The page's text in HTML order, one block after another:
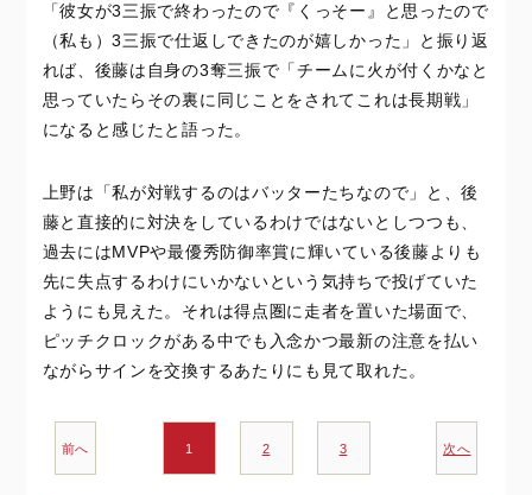
「彼女が3三振で終わったので『くっそー』と思ったので
（私も）3三振で仕返しできたのが嬉しかった」と振り返
れば、後藤は自身の3奪三振で「チームに火が付くかなと
思っていたらその裏に同じことをされてこれは長期戦」
になると感じたと語った。
上野は「私が対戦するのはバッターたちなので」と、後
藤と直接的に対決をしているわけではないとしつつも、
過去にはMVPや最優秀防御率賞に輝いている後藤よりも
先に失点するわけにいかないという気持ちで投げていた
ようにも見えた。それは得点圏に走者を置いた場面で、
ピッチクロックがある中でも入念かつ最新の注意を払い
ながらサインを交換するあたりにも見て取れた。
前へ 1 2 3 次へ